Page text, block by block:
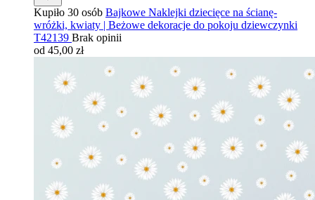
Kupiło 30 osób Bajkowe Naklejki dziecięce na ścianę-
wróżki, kwiaty | Beżowe dekoracje do pokoju dziewczynki
T42139 Brak opinii
od 45,00 zł